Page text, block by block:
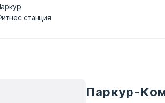
станция
Паркур-